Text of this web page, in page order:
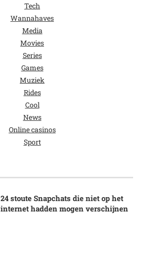
Tech
Wannahaves
Media
Movies
Series
Games
Muziek
Rides
Cool
News
Online casinos
Sport
24 stoute Snapchats die niet op het
internet hadden mogen verschijnen